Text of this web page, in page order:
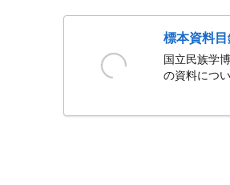
標本資料
国立民族学
の資料につい